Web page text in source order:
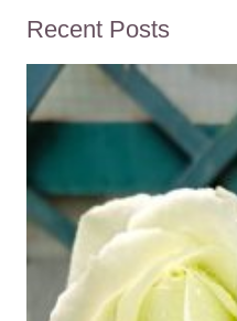
Recent Posts